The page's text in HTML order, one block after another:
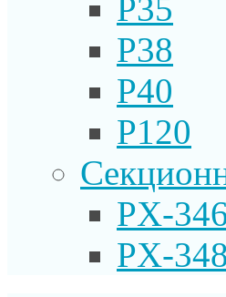
P35
P38
P40
P120
PX-
PX-348